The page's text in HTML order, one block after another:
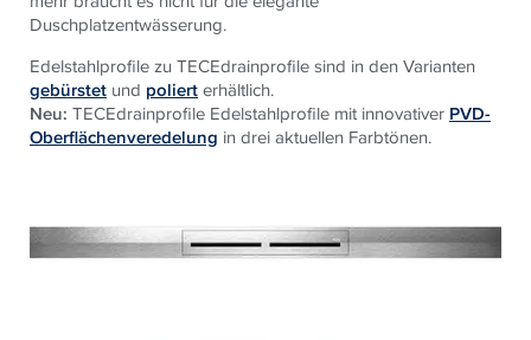
Duschplatzentwässerung.
Edelstahlprofile zu TECEdrainprofile sind in den Varianten
gebürstet und polierterhältlich.
Neu: TECEdrainprofile Edelstahlprofile mit innovativer PVD-
Oberflächenveredelung in drei aktuellen Farbtönen.